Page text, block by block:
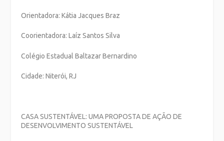
Orientadora: Kátia Jacques Braz
Coorientadora: Laíz Santos Silva
Colégio Estadual Baltazar Bernardino
Cidade: Niterói, RJ
CASA SUSTENTÁVEL: UMA PROPOSTA DE AÇÃO DE
DESENVOLVIMENTO SUSTENTÁVEL